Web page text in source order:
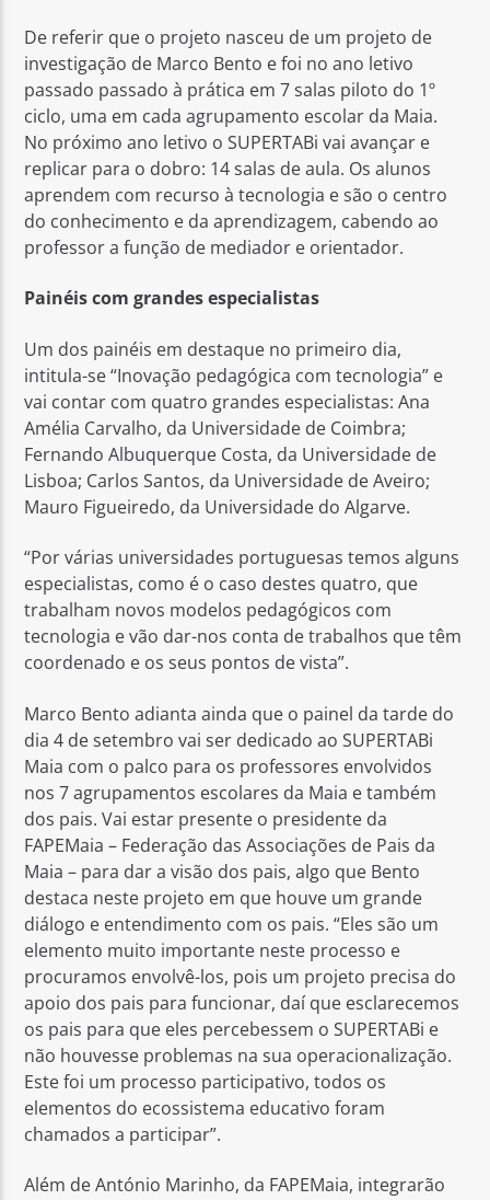
De referir que o projeto nasceu de um projeto de
investigação de Marco Bento e foi no ano letivo
passado passado à prática em 7 salas piloto do 1º
ciclo, uma em cada agrupamento escolar da Maia.
No próximo ano letivo o SUPERTABi vai avançar e
replicar para o dobro: 14 salas de aula. Os alunos
aprendem com recurso à tecnologia e são o centro
do conhecimento e da aprendizagem, cabendo ao
professor a função de mediador e orientador.
Painéis com grandes especialistas
Um dos painéis em destaque no primeiro dia,
intitula-se “Inovação pedagógica com tecnologia” e
vai contar com quatro grandes especialistas: Ana
Amélia Carvalho, da Universidade de Coimbra;
Fernando Albuquerque Costa, da Universidade de
Lisboa; Carlos Santos, da Universidade de Aveiro;
Mauro Figueiredo, da Universidade do Algarve.
“Por várias universidades portuguesas temos alguns
especialistas, como é o caso destes quatro, que
trabalham novos modelos pedagógicos com
tecnologia e vão dar-nos conta de trabalhos que têm
coordenado e os seus pontos de vista”.
Marco Bento adianta ainda que o painel da tarde do
dia 4 de setembro vai ser dedicado ao SUPERTABi
Maia com o palco para os professores envolvidos
nos 7 agrupamentos escolares da Maia e também
dos pais. Vai estar presente o presidente da
FAPEMaia – Federação das Associações de Pais da
Maia – para dar a visão dos pais, algo que Bento
destaca neste projeto em que houve um grande
diálogo e entendimento com os pais. “Eles são um
elemento muito importante neste processo e
procuramos envolvê-los, pois um projeto precisa do
apoio dos pais para funcionar, daí que esclarecemos
os pais para que eles percebessem o SUPERTABi e
não houvesse problemas na sua operacionalização.
Este foi um processo participativo, todos os
elementos do ecossistema educativo foram
chamados a participar”.
Além de António Marinho, da FAPEMaia, integrarão